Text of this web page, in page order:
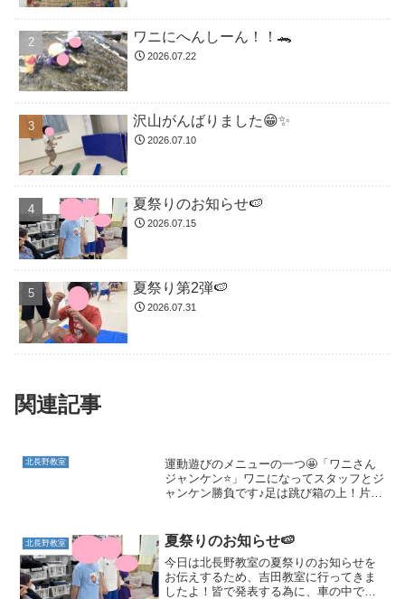
ワニにへんしーん！！🐊
2026.07.22
沢山がんばりました😁✨
2026.07.10
夏祭りのお知らせ🍉
2026.07.15
夏祭り第2弾🍉
2026.07.31
関連記事
北長野教室
運動遊びのメニューの一つ🤩「ワニさん
ジャンケン⭐」ワニになってスタッフとジ
ャンケン勝負です♪足は跳び箱の上！片手
ー・・・・✊ジャンケン・・・・」 「ポ
ン✊✌✋😲！」結果は・...
北長野教室 夏祭りのお知らせ🍉
今日は北長野教室の夏祭りのお知らせを
お伝えするため、吉田教室に行ってきま
したよ！皆で発表する為に、車の中でも